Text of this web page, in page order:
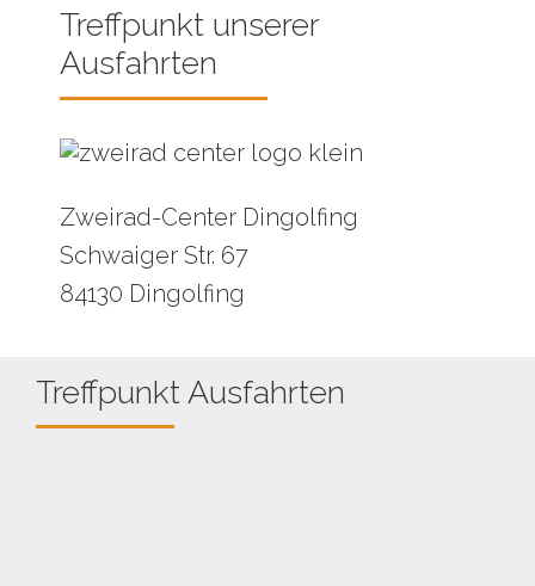
Treffpunkt unserer
Ausfahrten
Zweirad-Center Dingolfing
Schwaiger Str. 67
84130 Dingolfing
Treffpunkt Ausfahrten